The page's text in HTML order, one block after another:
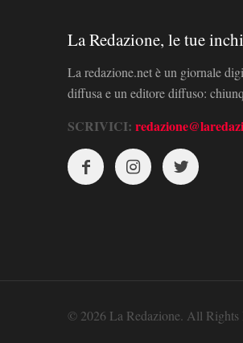
La Redazione, le tue
La redazione.net è un giornale
diffusa e un editore diffuso:
SCRIVICI:
© 2026 La Redazione. All Rights